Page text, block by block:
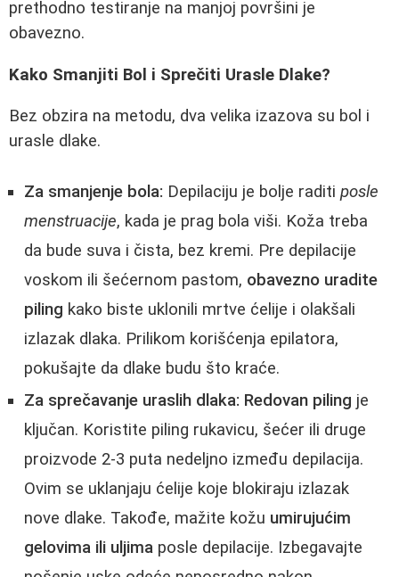
prethodno testiranje na manjoj površini je
obavezno.
Kako Smanjiti Bol i Sprečiti Urasle Dlake?
Bez obzira na metodu, dva velika izazova su bol i
urasle dlake.
Za smanjenje bola: Depilaciju je bolje raditi posle
menstruacije, kada je prag bola viši. Koža treba
da bude suva i čista, bez kremi. Pre depilacije
voskom ili šećernom pastom, obavezno uradite
piling kako biste uklonili mrtve ćelije i olakšali
izlazak dlaka. Prilikom korišćenja epilatora,
pokušajte da dlake budu što kraće.
Za sprečavanje uraslih dlaka: Redovan piling je
ključan. Koristite piling rukavicu, šećer ili druge
proizvode 2-3 puta nedeljno između depilacija.
Ovim se uklanjaju ćelije koje blokiraju izlazak
nove dlake. Takođe, mažite kožu umirujućim
gelovima ili uljima posle depilacije. Izbegavajte